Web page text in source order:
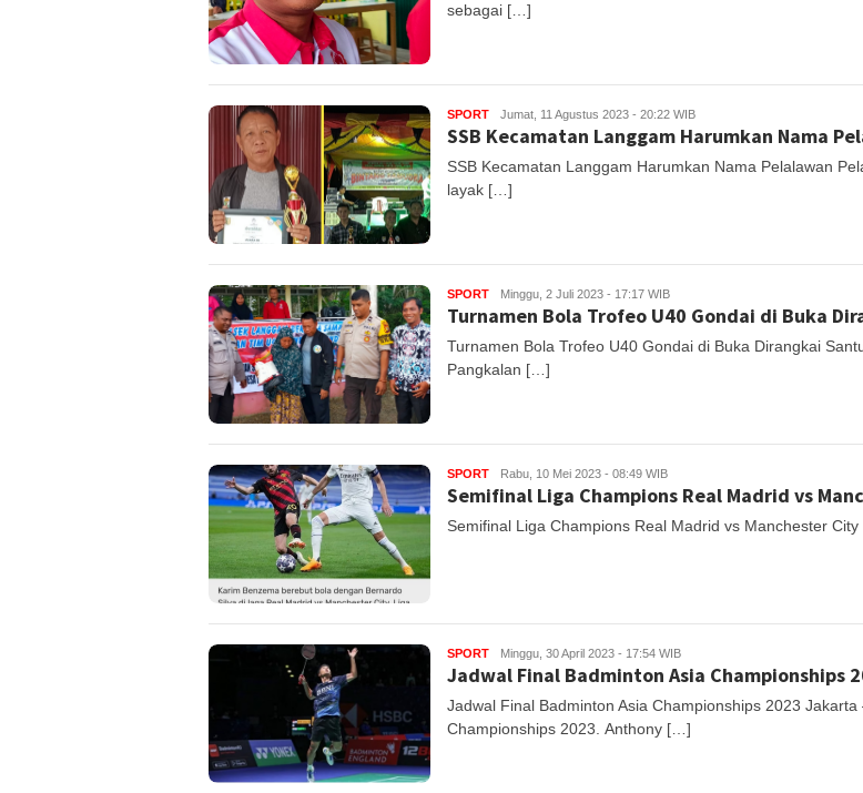
sebagai […]
SPORT Jumat, 11 Agustus 2023 - 20:22 WIB
SSB Kecamatan Langgam Harumkan Nama
SSB Kecamatan Langgam Harumkan Nama Pelalawan
layak […]
SPORT Minggu, 2 Juli 2023 - 17:17 WIB
Turnamen Bola Trofeo U40 Gondai di Buka
Turnamen Bola Trofeo U40 Gondai di Buka Dirangkai
Pangkalan […]
SPORT Rabu, 10 Mei 2023 - 08:49 WIB
Semifinal Liga Champions Real Madrid vs
Semifinal Liga Champions Real Madrid vs Manchester
SPORT Minggu, 30 April 2023 - 17:54 WIB
Jadwal Final Badminton Asia Championships
Jadwal Final Badminton Asia Championships 2023
Championships 2023. Anthony […]